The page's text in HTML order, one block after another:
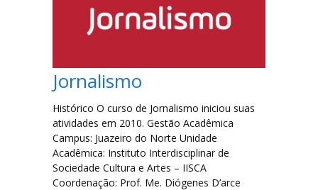
Letras-Libras
Especialização em Tradução e Interpretação de Libras
Jornalismo
Histórico O curso de Jornalismo iniciou suas
atividades em 2010. Gestão Acadêmica
Campus: Juazeiro do Norte Unidade
Acadêmica: Instituto Interdisciplinar de
Sociedade Cultura e Artes – IISCA
Coordenação: Prof. Me. Diógenes D’arce